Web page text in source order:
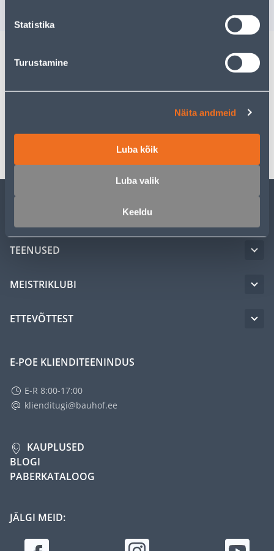
Statistika
Turustamine
Näita andmeid
Luba kõik
Luba valik
Keeldu
Transport
TEENUSED
MEISTRIKLUBI
ETTEVÕTTEST
E-POE KLIENDITEENINDUS
E-R 8:00-17:00
klienditugi@bauhof.ee
KAUPLUSED
BLOGI
PABERKATALOOG
JÄLGI MEID: